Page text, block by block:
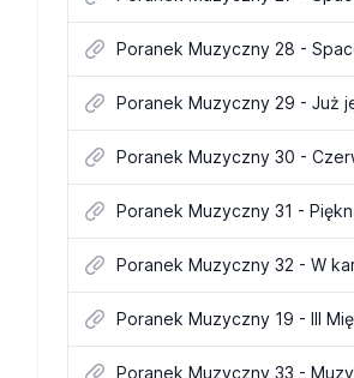
Poranek Muzyczny 28 -
Poranek Muzyczny 29 - Już
Poranek Muzyczny 30 -
Poranek Muzyczny 31 -
Poranek Muzyczny 32 - W